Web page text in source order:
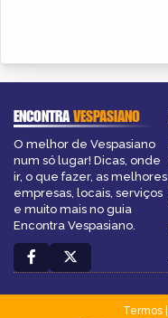
ENCONTRAVESPASIANO
O melhor de Vespasiano
num só lugar! Dicas, onde
ir, o que fazer, as melhores
empresas, locais, serviços
e muito mais no guia
Encontra Vespasiano.
Termos|